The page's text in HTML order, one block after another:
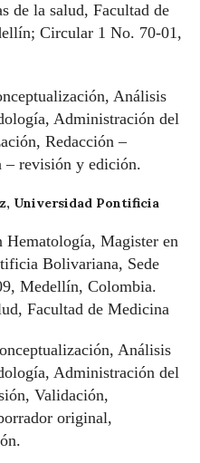
de la salud, Facultad de
Circular 1 No. 70-01,
Análisis
Administración del
Redacción –
– revisión y edición.
Universidad Pontificia
Hematología, Magister en
Bolivariana, Sede
Medellín, Colombia.
Facultad de Medicina
Análisis
Administración del
Validación,
original,